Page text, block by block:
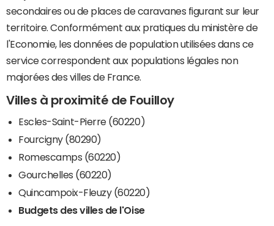
secondaires ou de places de caravanes figurant sur leur
territoire. Conformément aux pratiques du ministère de
l'Economie, les données de population utilisées dans ce
service correspondent aux populations légales non
majorées des villes de France.
Villes à proximité de Fouilloy
Escles-Saint-Pierre (60220)
Fourcigny (80290)
Romescamps (60220)
Gourchelles (60220)
Quincampoix-Fleuzy (60220)
Budgets des villes de l'Oise